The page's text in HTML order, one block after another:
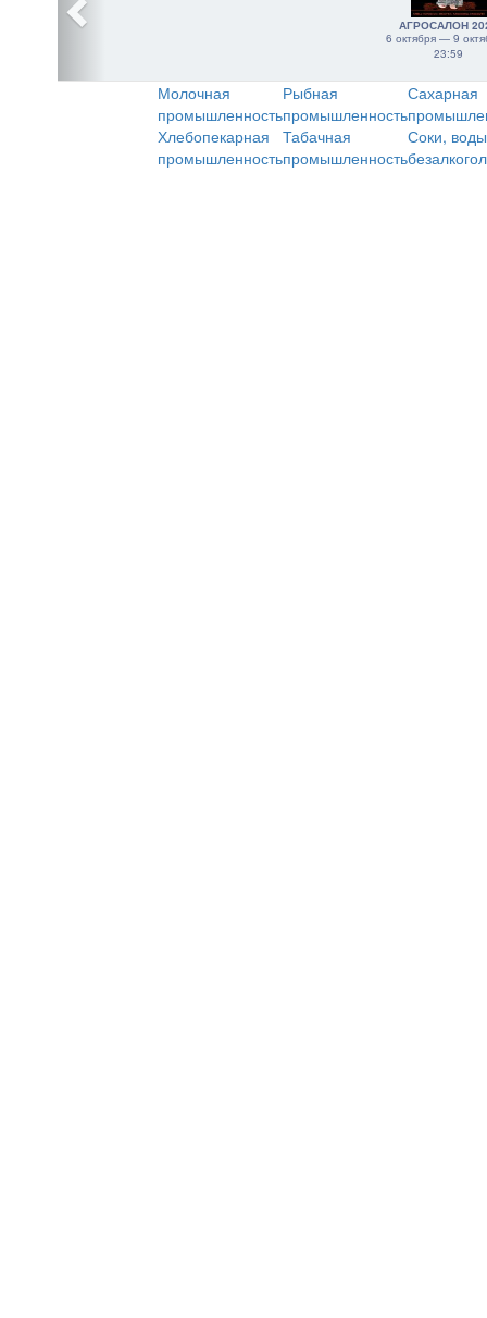
АГРОСАЛОН
6 октября — 9
23:59
Молочная
промышленность
Рыбная
промышленность
Сахарная
Хлебопекарная
промышленность
Табачная
промышленность
Соки,